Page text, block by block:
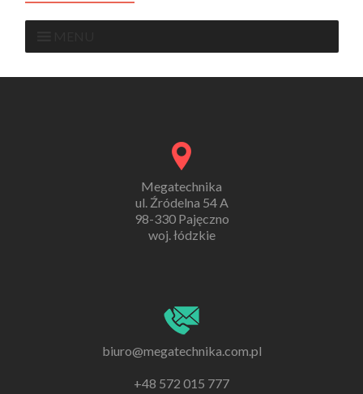
Megatechnika
ul. Źródelna 54 A
98-330 Pajęczno
woj. łódzkie
biuro@megatechnika.com.pl
+48 572 015 777